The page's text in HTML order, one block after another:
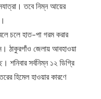
তবে নিম্ন আয়ের
চলে হাত-পা গরম করার
ঠাকুরগাঁও জেলায় আবহাওয়া
শনিবার সর্বনিম্ন ১২ ডিগ্রি
হিমেল হাওয়ার কারণে